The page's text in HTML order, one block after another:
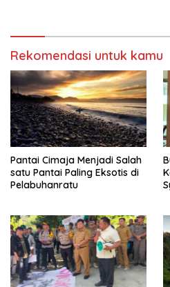
Rekomendasi untuk kamu
Pantai Cimaja Menjadi Salah
satu Pantai Paling Eksotis di
Pelabuhanratu